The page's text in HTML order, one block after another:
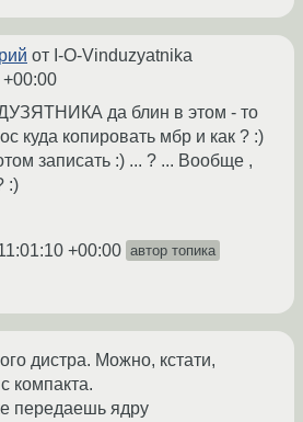
от I-O-Vinduzyatnika
да блин в этом - то
куда копировать мбр и как ? :)
записать :) ... ? ... Вообще ,
:)
+00:00 автор топика
дистра. Можно, кстати,
компакта.
передаешь ядру